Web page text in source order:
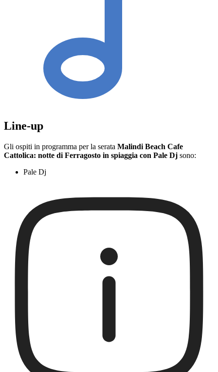
Line-up
Gli ospiti in programma per la serata Malindi Beach Cafe
Cattolica: notte di Ferragosto in spiaggia con Pale Dj sono:
Pale Dj